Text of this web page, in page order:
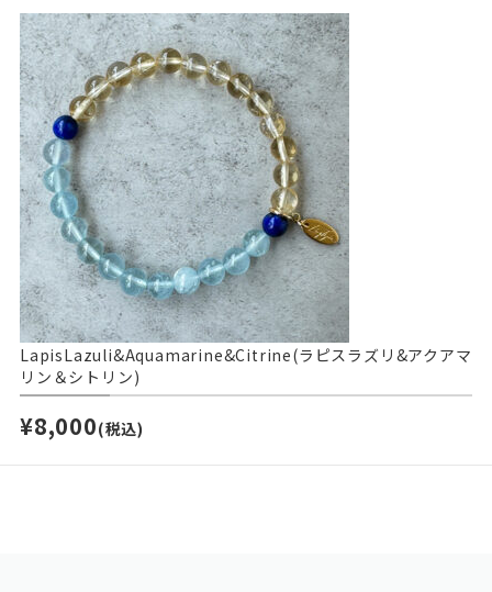
LapisLazuli&Aquamarine&Citrine(ラピスラズリ&アクアマ
リン＆シトリン)
¥8,000(税込)